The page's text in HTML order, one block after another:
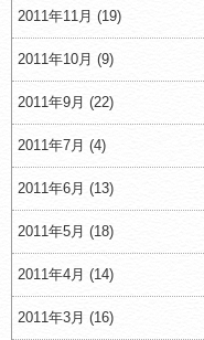
2011年11月 (19)
2011年10月 (9)
2011年9月 (22)
2011年7月 (4)
2011年6月 (13)
2011年5月 (18)
2011年4月 (14)
2011年3月 (16)